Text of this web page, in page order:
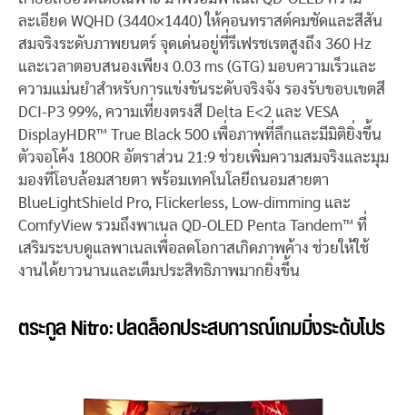
ละเอียด WQHD (3440×1440) ให้คอนทราสต์คมชัดและสีสัน
สมจริงระดับภาพยนตร์ จุดเด่นอยู่ที่รีเฟรชเรตสูงถึง 360 Hz
และเวลาตอบสนองเพียง 0.03 ms (GTG) มอบความเร็วและ
ความแม่นยำสำหรับการแข่งขันระดับจริงจัง รองรับขอบเขตสี
DCI-P3 99%, ความเที่ยงตรงสี Delta E<2 และ VESA
DisplayHDR™ True Black 500 เพื่อภาพที่ลึกและมีมิติยิ่งขึ้น
ตัวจอโค้ง 1800R อัตราส่วน 21:9 ช่วยเพิ่มความสมจริงและมุม
มองที่โอบล้อมสายตา พร้อมเทคโนโลยีถนอมสายตา
BlueLightShield Pro, Flickerless, Low-dimming และ
ComfyView รวมถึงพาเนล QD-OLED Penta Tandem™ ที่
เสริมระบบดูแลพาเนลเพื่อลดโอกาสเกิดภาพค้าง ช่วยให้ใช้
งานได้ยาวนานและเต็มประสิทธิภาพมากยิ่งขึ้น
ตระกูล Nitro: ปลดล็อกประสบการณ์เกมมิ่งระดับโปร